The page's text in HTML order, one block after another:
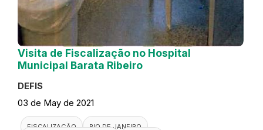
Visita de Fiscalização no Hospital
Municipal Barata Ribeiro
DEFIS
03 de May de 2021
FISCALIZAÇÃO
RIO DE JANEIRO